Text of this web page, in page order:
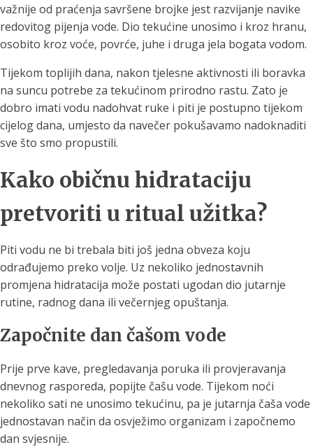
važnije od praćenja savršene brojke jest razvijanje navike
redovitog pijenja vode. Dio tekućine unosimo i kroz hranu,
osobito kroz voće, povrće, juhe i druga jela bogata vodom.
Tijekom toplijih dana, nakon tjelesne aktivnosti ili boravka
na suncu potrebe za tekućinom prirodno rastu. Zato je
dobro imati vodu nadohvat ruke i piti je postupno tijekom
cijelog dana, umjesto da navečer pokušavamo nadoknaditi
sve što smo propustili.
Kako običnu hidrataciju
pretvoriti u ritual užitka?
Piti vodu ne bi trebala biti još jedna obveza koju
odrađujemo preko volje. Uz nekoliko jednostavnih
promjena hidratacija može postati ugodan dio jutarnje
rutine, radnog dana ili večernjeg opuštanja.
Započnite dan čašom vode
Prije prve kave, pregledavanja poruka ili provjeravanja
dnevnog rasporeda, popijte čašu vode. Tijekom noći
nekoliko sati ne unosimo tekućinu, pa je jutarnja čaša vode
jednostavan način da osvježimo organizam i započnemo
dan svjesnije.